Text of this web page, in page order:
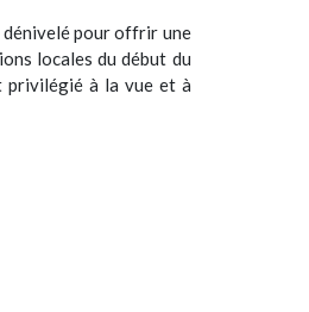
dénivelé pour offrir une
locales du début du
privilégié à la vue et à